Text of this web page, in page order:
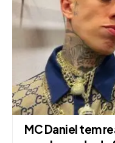
MC Daniel tem